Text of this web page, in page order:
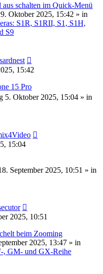
schalten im Quick-Menü
Oktober 2025, 15:42 » in
S1R, S1RII, S1, S1H,
S9
15:42
15 Pro
5. Oktober 2025, 15:04 » in
15:04
September 2025, 10:51 » in
2025, 10:51
beim Zooming
2025, 13:47 » in
, GM- und GX-Reihe